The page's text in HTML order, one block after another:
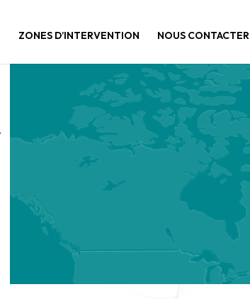
ZONES D’INTERVENTION NOUS CONTACTER